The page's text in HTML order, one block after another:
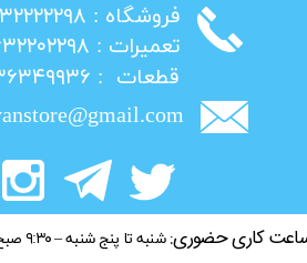
​فروشگاه : ۰۲۶۳۲۲۲۲۲۹۸
​تعمیرات : ۰۲۶۳۲۲۰۲۲۹۸
​قطعات : ۰۲۱۳۶۳۴۹۹۳۶
کاری حضوری: شنبه تا پنج شنبه – ۹:۳۰ صبح الی ۲۱:۰۰